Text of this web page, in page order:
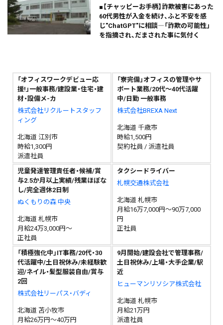
■【チャッピーお手柄】詐欺被害にあった
60代男性が入金を続け、ふと不安を感
じ"ChatGPT"に相談―「詐欺の可能性」
を指摘され、だまされた事に気付く
「オフィスワークデビュー応
援!」一般事務/建設業・住宅・建
材・設備メ-カ
株式会社リクルートスタッフ
ィング
北海道 江別市
時給1,300円
派遣社員
「寮完備」オフィスの管理やサ
ポート業務/20代～40代活躍
中/日勤 一般事務
株式会社BREXA Next
北海道 千歳市
時給1,500円
契約社員 / 派遣社員
児童発達管理責任者・候補/賞
与2.5か月以上実績/残業ほぼな
し/完全週休2日制
ぬくもりの森 中央
北海道 札幌市
月給24万3,000円～
正社員
タクシードライバー
札幌交通株式会社
北海道 札幌市
月給16万7,000円～90万7,000
円
正社員
「積極強化中」IT事務/20代・30
代活躍中/土日祝休み/未経験歓
迎/ネイル・髪型服装自由/賞与
2回
株式会社リーパス・バディ
北海道 苫小牧市
月給26万円～40万円
9月開始/建設会社で管理事務/
土日祝休み/上場・大手企業/駅
近
ヒューマンリソシア株式会社
北海道 札幌市
月給21万円
派遣社員